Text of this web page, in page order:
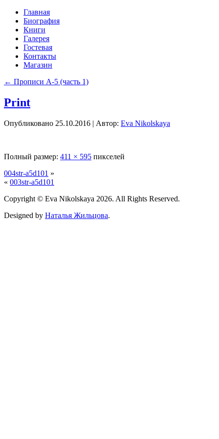
Главная
Биография
Книги
Галерея
Гостевая
Контакты
Магазин
← Прописи А-5 (часть 1)
Print
Опубликовано 25.10.2016 | Автор: Eva Nikolskaya
Полный размер: 411 × 595 пикселей
004str-a5d101 »
« 003str-a5d101
Copyright © Eva Nikolskaya 2026. All Rights Reserved.
Designed by Наталья Жильцова.